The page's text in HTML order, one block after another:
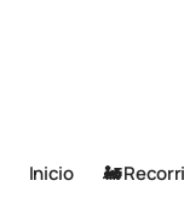
Inicio 🚂